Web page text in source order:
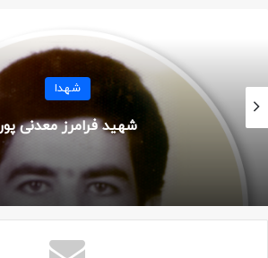
تاریخ شهادت: ۳ بهمن ۱۳۶۵
محل شهادت: شلمچه – شلحه صالحیه
عملیات: مرحله سوم کربلای ۵
شهدا
شهید فرامرز معدنی پور